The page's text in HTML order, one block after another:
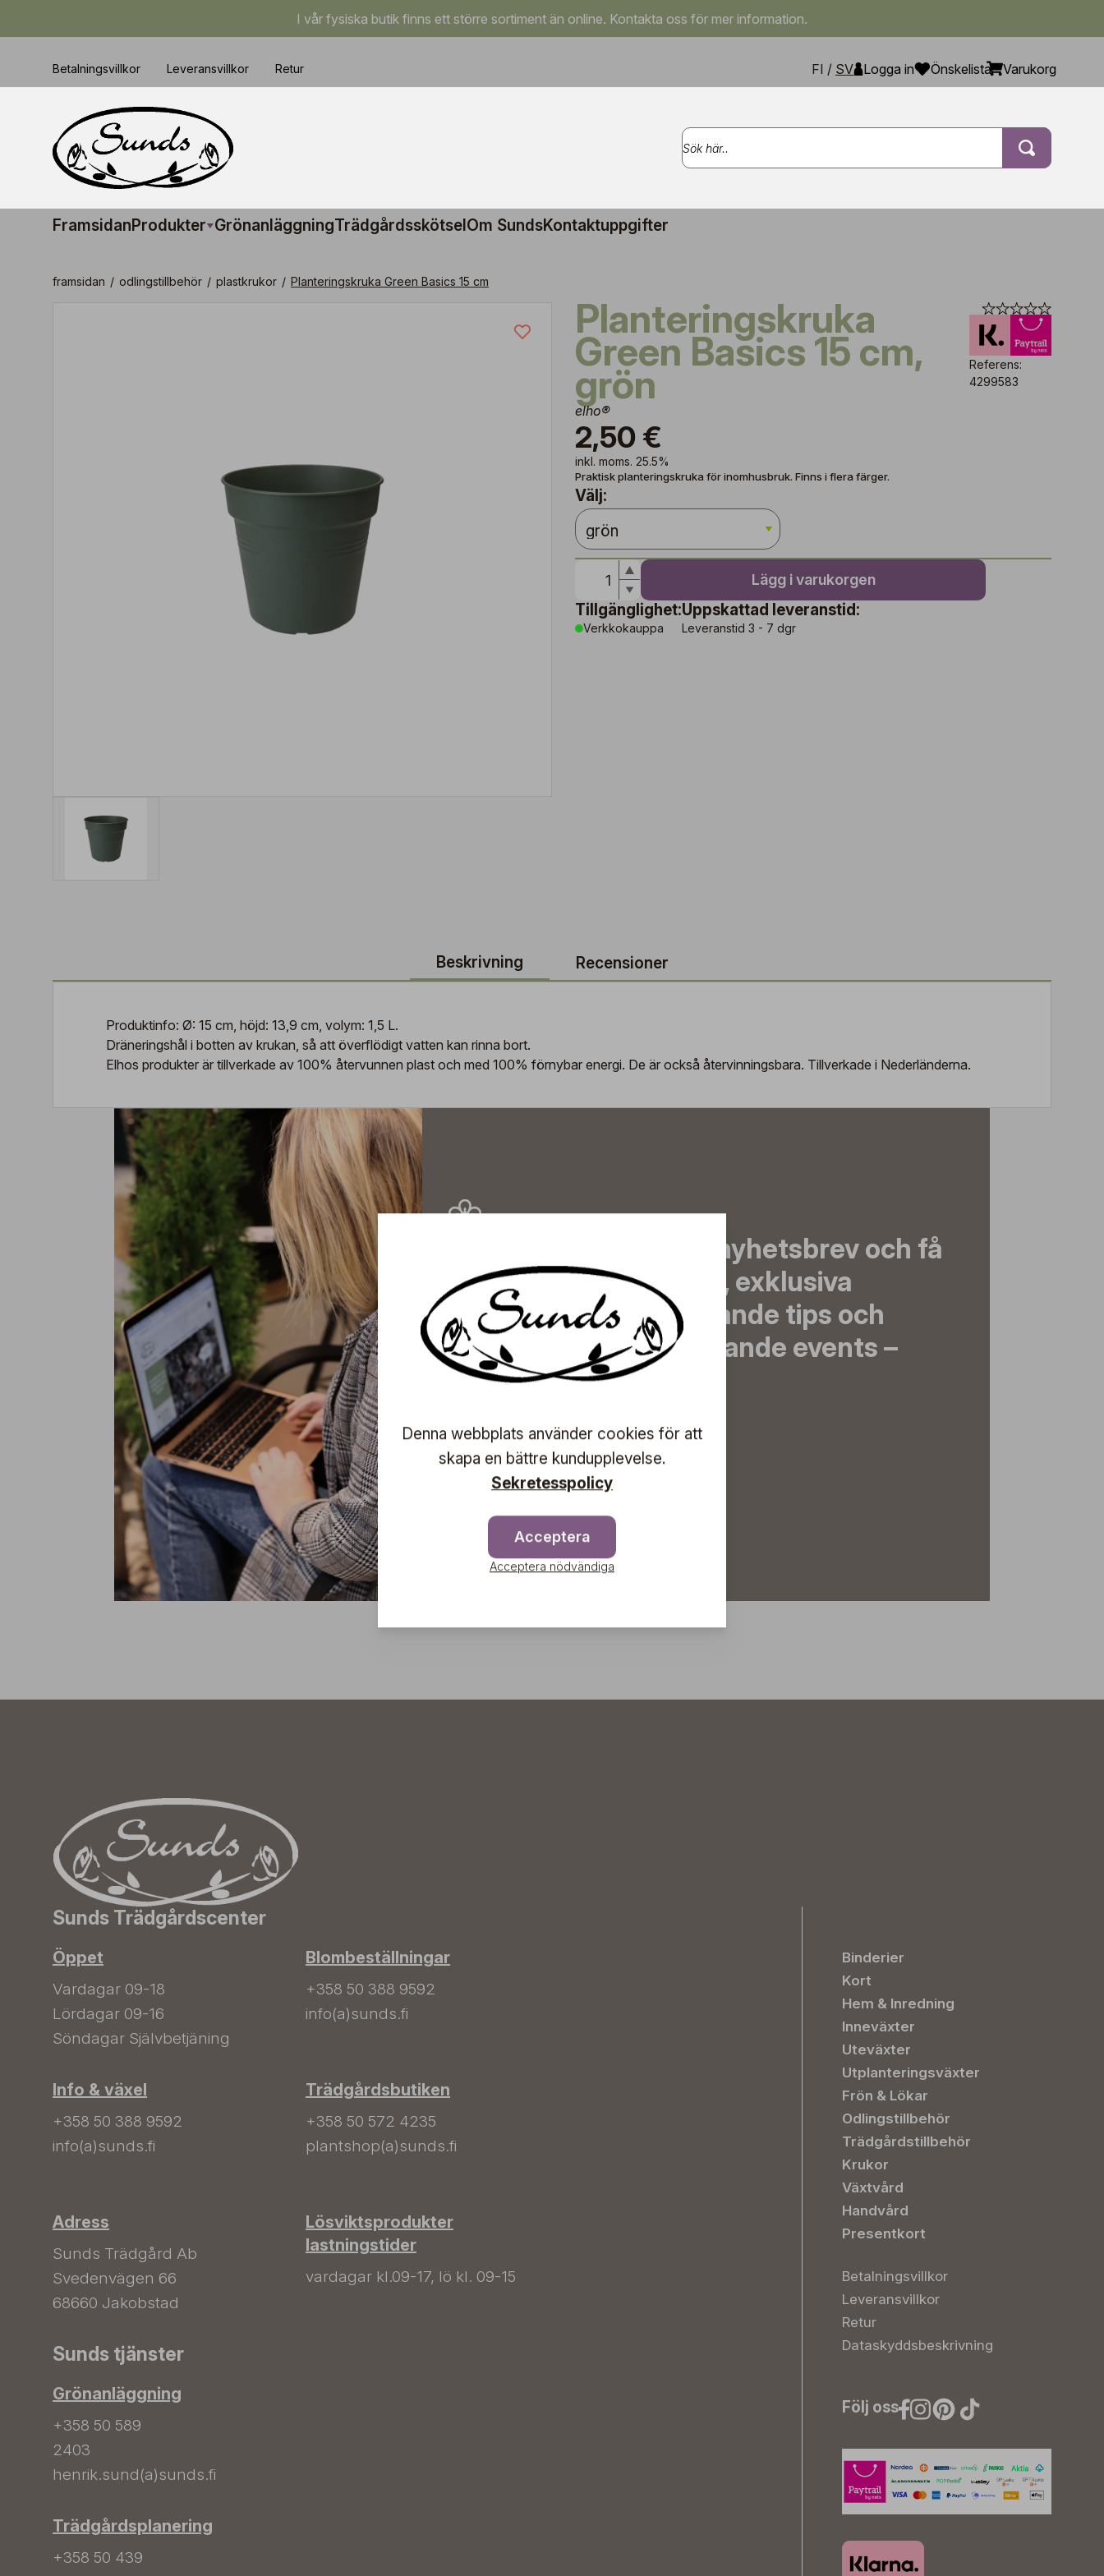
I vår fysiska butik finns ett större sortiment än online. Kontakta oss för mer information.
Betalningsvillkor Leveransvillkor Retur FI / SV Logga in Önskelista Varukorg
FramsidanProdukter GrönanläggningTrädgårdsskötsel Om SundsKontaktuppgifter
framsidan / odlingstillbehör / plastkrukor / Planteringskruka Green Basics 15 cm
Planteringskruka
Green Basics 15 cm,
grön
elho®
2,50 €
inkl. moms. 25.5%
Referens:
4299583
Praktisk planteringskruka för inomhusbruk. Finns i flera färger.
Välj:
Lägg i varukorgen
Tillgänglighet:
Verkkokauppa
Uppskattad leveranstid:
Leveranstid 3 - 7 dgr
Beskrivning Recensioner
Produktinfo: Ø: 15 cm, höjd: 13,9 cm, volym: 1,5 L.
Dräneringshål i botten av krukan, så att överflödigt vatten kan rinna bort.
Elhos produkter är tillverkade av 100% återvunnen plast och med 100% förnybar energi. De är också återvinningsbara. Tillverkade i Nederländerna.
Prenumerera på vårt nyhetsbrev och få
de senaste nyheterna, exklusiva
erbjudanden, inspirerande tips och
information om kommande events –
direkt till din inkorg!
Prenumerera
Sunds Trädgårdscenter
Öppet
Vardagar 09-18
Lördagar 09-16
Söndagar Självbetjäning
Info & växel
+358 50 388 9592
info(a)sunds.fi
Adress
Sunds Trädgård Ab
Svedenvägen 66
68660 Jakobstad
Blombeställningar
+358 50 388 9592
info(a)sunds.fi
Trädgårdsbutiken
+358 50 572 4235
plantshop(a)sunds.fi
Lösviktsprodukter
lastningstider
vardagar kl.09-17, lö kl. 09-15
Sunds tjänster
Grönanläggning
+358 50 589
2403
henrik.sund(a)sunds.fi
Trädgårdsplanering
+358 50 439
Binderier
Kort
Hem & Inredning
Inneväxter
Uteväxter
Utplanteringsväxter
Frön & Lökar
Odlingstillbehör
Trädgårdstillbehör
Krukor
Växtvård
Handvård
Presentkort
Betalningsvillkor
Leveransvillkor
Retur
Dataskyddsbeskrivning
Följ oss
Denna webbplats använder cookies för att
skapa en bättre kundupplevelse.
Sekretesspolicy
Acceptera
Acceptera nödvändiga